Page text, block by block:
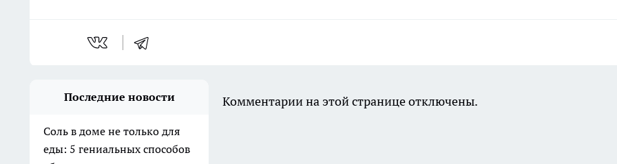
Последние новости
Соль в доме не только для
еды: 5 гениальных способов
Комментарии на этой странице отключены.